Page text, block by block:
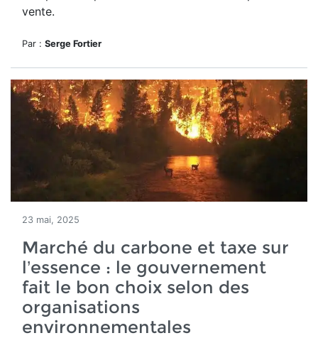
vente.
Par : Serge Fortier
23 mai, 2025
Marché du carbone et taxe sur
l’essence : le gouvernement
fait le bon choix selon des
organisations
environnementales